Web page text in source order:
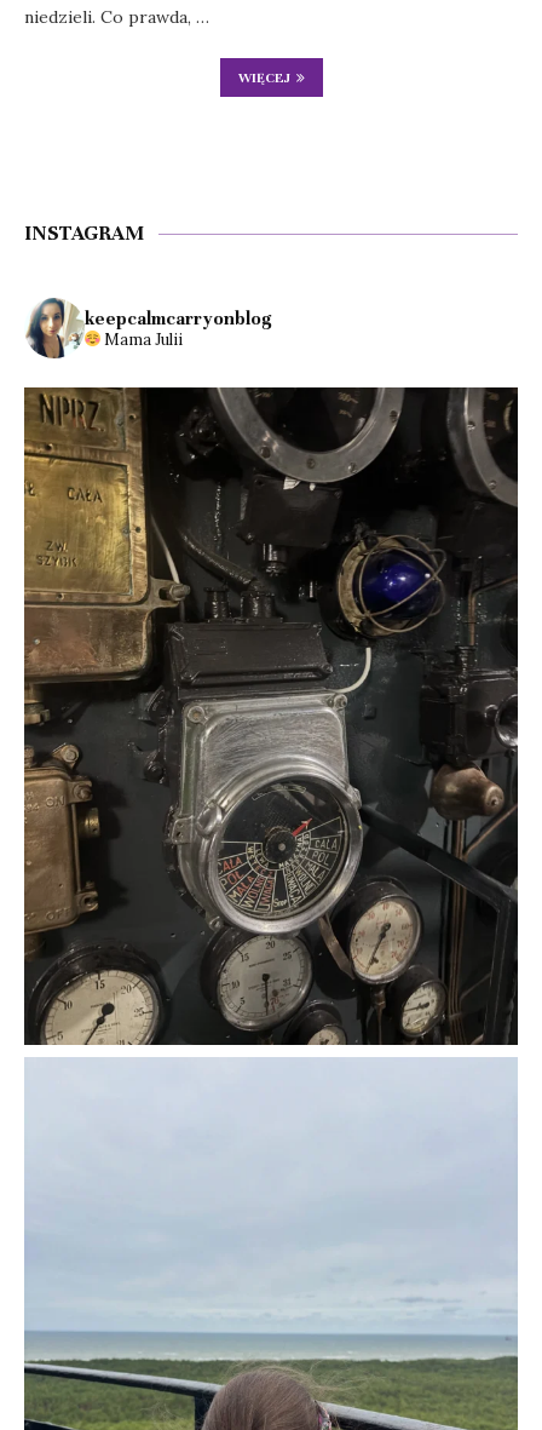
niedzieli. Co prawda, …
WIĘCEJ
INSTAGRAM
keepcalmcarryonblog
Mama Julii